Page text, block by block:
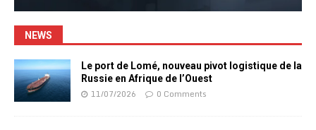
NEWS
Le port de Lomé, nouveau pivot logistique de la
Russie en Afrique de l’Ouest
11/07/2026 0 Comments